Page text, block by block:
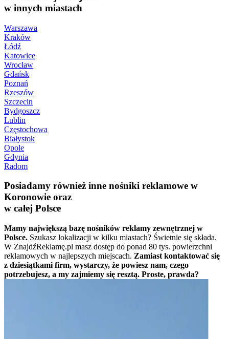
w innych miastach
Warszawa
Kraków
Łódź
Katowice
Wrocław
Gdańsk
Poznań
Rzeszów
Szczecin
Bydgoszcz
Lublin
Częstochowa
Białystok
Opole
Gdynia
Radom
Posiadamy również inne nośniki reklamowe w
Koronowie oraz
w całej Polsce
Mamy największą bazę nośników reklamy zewnętrznej w
Polsce. Szukasz lokalizacji w kilku miastach? Świetnie się składa.
W ZnajdźReklamę.pl masz dostęp do ponad 80 tys. powierzchni
reklamowych w najlepszych miejscach. Zamiast kontaktować się
z dziesiątkami firm, wystarczy, że powiesz nam, czego
potrzebujesz, a my zajmiemy się resztą. Proste, prawda?